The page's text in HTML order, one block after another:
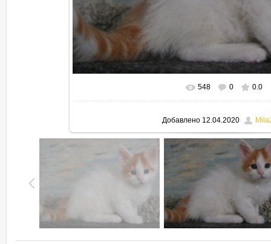
В реальном размере 795x530
548 0 0.0
Добавлено12.04.2020